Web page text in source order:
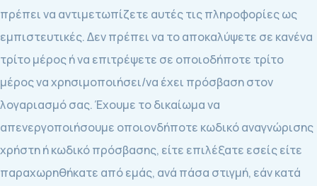
πρέπει να αντιμετωπίζετε αυτές τις πληροφορίες ως
εμπιστευτικές. Δεν πρέπει να το αποκαλύψετε σε κανένα
τρίτο μέρος ή να επιτρέψετε σε οποιοδήποτε τρίτο
μέρος να χρησιμοποιήσει/να έχει πρόσβαση στον
λογαριασμό σας. Έχουμε το δικαίωμα να
απενεργοποιήσουμε οποιονδήποτε κωδικό αναγνώρισης
χρήστη ή κωδικό πρόσβασης, είτε επιλέξατε εσείς είτε
παραχωρηθήκατε από εμάς, ανά πάσα στιγμή, εάν κατά